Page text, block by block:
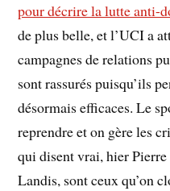
pour décrire la lutte anti-
de plus belle, et l’UCI a
campagnes de relations
sont rassurés puisqu’ils
désormais efficaces. Le
reprendre et on gère les
qui disent vrai, hier
Landis, sont ceux qu’on